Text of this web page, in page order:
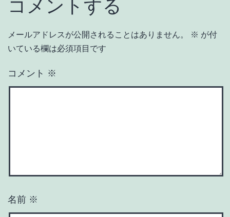
コメントする
メールアドレスが公開されることはありません。 ※ が付
いている欄は必須項目です
コメント ※
名前 ※